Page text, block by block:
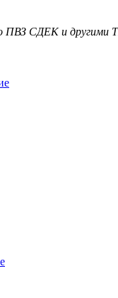
ПВЗ СДЕК и